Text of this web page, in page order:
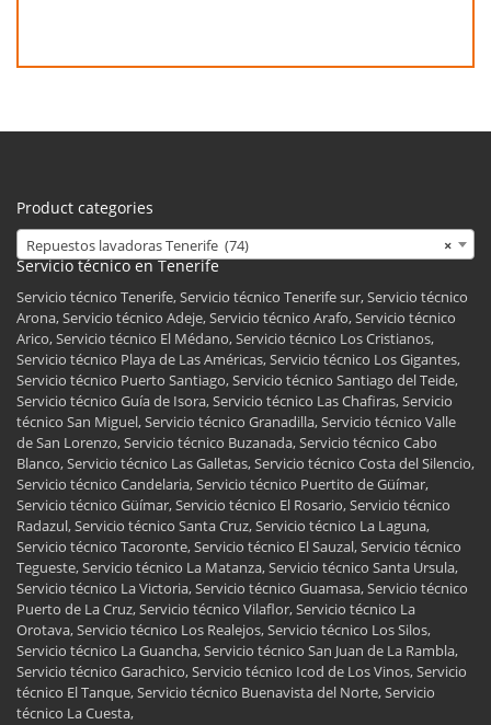
Product categories
×
Repuestos lavadoras Tenerife (74)
Servicio técnico en Tenerife
Servicio técnico Tenerife, Servicio técnico Tenerife sur, Servicio técnico
Arona, Servicio técnico Adeje, Servicio técnico Arafo, Servicio técnico
Arico, Servicio técnico El Médano, Servicio técnico Los Cristianos,
Servicio técnico Playa de Las Américas, Servicio técnico Los Gigantes,
Servicio técnico Puerto Santiago, Servicio técnico Santiago del Teide,
Servicio técnico Guía de Isora, Servicio técnico Las Chafiras, Servicio
técnico San Miguel, Servicio técnico Granadilla, Servicio técnico Valle
de San Lorenzo, Servicio técnico Buzanada, Servicio técnico Cabo
Blanco, Servicio técnico Las Galletas, Servicio técnico Costa del Silencio,
Servicio técnico Candelaria, Servicio técnico Puertito de Güímar,
Servicio técnico Güímar, Servicio técnico El Rosario, Servicio técnico
Radazul, Servicio técnico Santa Cruz, Servicio técnico La Laguna,
Servicio técnico Tacoronte, Servicio técnico El Sauzal, Servicio técnico
Tegueste, Servicio técnico La Matanza, Servicio técnico Santa Ursula,
Servicio técnico La Victoria, Servicio técnico Guamasa, Servicio técnico
Puerto de La Cruz, Servicio técnico Vilaflor, Servicio técnico La
Orotava, Servicio técnico Los Realejos, Servicio técnico Los Silos,
Servicio técnico La Guancha, Servicio técnico San Juan de La Rambla,
Servicio técnico Garachico, Servicio técnico Icod de Los Vinos, Servicio
técnico El Tanque, Servicio técnico Buenavista del Norte, Servicio
técnico La Cuesta,